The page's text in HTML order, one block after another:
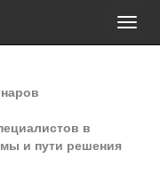
в
и пути решения